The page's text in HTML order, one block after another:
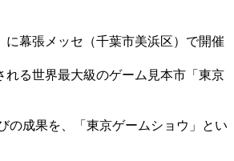
幕張メッセ（千葉市美浜区）で開催
る世界最大級のゲーム見本市「東京
の成果を、「東京ゲームショウ」とい